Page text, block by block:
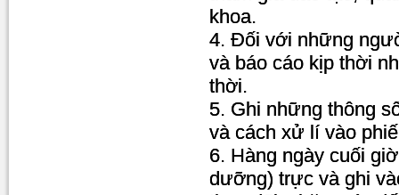
khoa.
4. Đối với những
và báo cáo kịp thời
thời.
5. Ghi những thông
và cách xử lí vào
6. Hàng ngày cuối
dưỡng) trực và ghi